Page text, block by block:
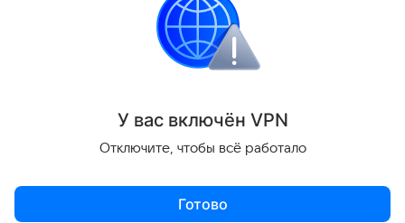
Поделиться
У вас включён VPN
Отключите, чтобы всё работало
Готово